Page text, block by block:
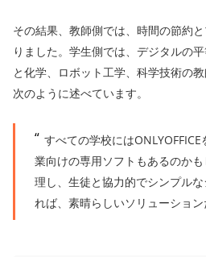
その結果、教師側では、時間の節約
りました。学生側では、デジタルの
と化学、ロボット工学、科学技術の
次のように述べています。
すべての学校には
業向けの専用ソフトもあるのか
理し、生徒と協力的でシンプル
れば、素晴らしいソリューション